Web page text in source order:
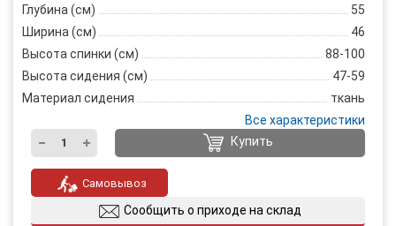
Глубина (см)
55
Ширина (см)
46
Высота спинки (см)
88-100
Высота сидения (см)
47-59
Материал сидения
ткань
Все характеристики
Купить
Самовывоз
Сообщить о приходе на склад